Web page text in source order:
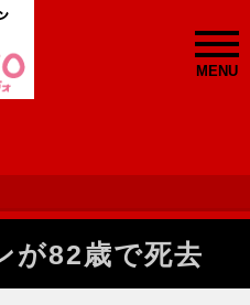
MENU
が82歳で死去